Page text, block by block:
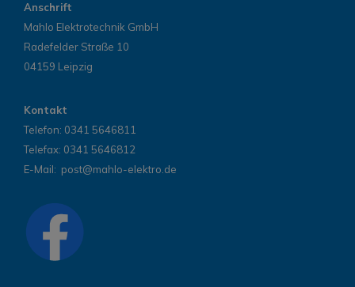
Anschrift
Mahlo Elektrotechnik GmbH
Radefelder Straße 10
04159 Leipzig
Kontakt
Telefon: 0341 5646811
Telefax: 0341 5646812
E-Mail: post@mahlo-elektro.de